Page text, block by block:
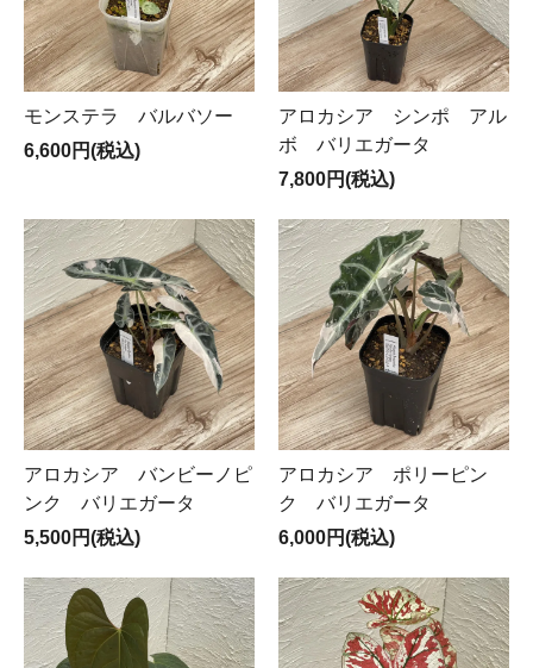
モンステラ バルバソー
6,600円(税込)
アロカシア シンポ アル
ボ バリエガータ
7,800円(税込)
アロカシア バンビーノピ
ンク バリエガータ
5,500円(税込)
アロカシア ポリーピン
ク バリエガータ
6,000円(税込)